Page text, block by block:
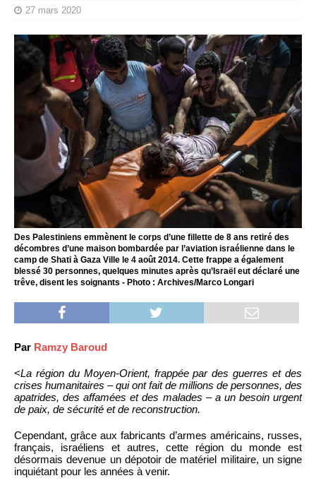
27 mars 2020
Des Palestiniens emmènent le corps d’une fillette de 8 ans retiré des
décombres d’une maison bombardée par l’aviation israélienne dans le
camp de Shati à Gaza Ville le 4 août 2014. Cette frappe a également
blessé 30 personnes, quelques minutes après qu’Israël eut déclaré une
trêve, disent les soignants - Photo : Archives/Marco Longari
Par Ramzy Baroud
<La région du Moyen-Orient, frappée par des guerres et des
crises humanitaires – qui ont fait de millions de personnes, des
apatrides, des affamées et des malades – a un besoin urgent
de paix, de sécurité et de reconstruction.
Cependant, grâce aux fabricants d’armes américains, russes,
français, israéliens et autres, cette région du monde est
désormais devenue un dépotoir de matériel militaire, un signe
inquiétant pour les années à venir.